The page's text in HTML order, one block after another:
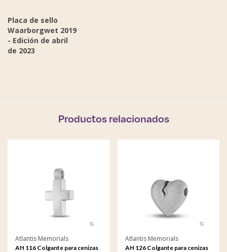
Placa de sello
Waarborgwet 2019
- Edición de abril
de 2023
Productos relacionados
Atlantis Memorials
AH 116 Colgante para cenizas
Atlantis Memorials
AH 126 Colgante para cenizas